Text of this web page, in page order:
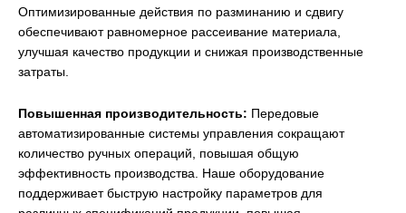
Оптимизированные действия по разминанию и сдвигу
обеспечивают равномерное рассеивание материала,
улучшая качество продукции и снижая производственные
затраты.
Повышенная производительность: Передовые
автоматизированные системы управления сокращают
количество ручных операций, повышая общую
эффективность производства. Наше оборудование
поддерживает быструю настройку параметров для